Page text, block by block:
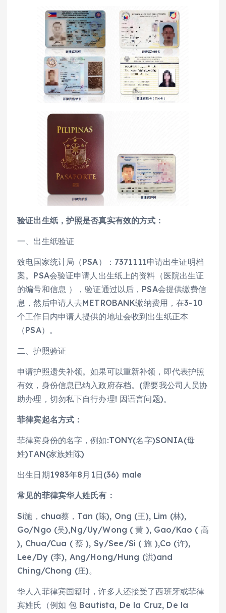
验证出生纸，护照是否真实有效的方式：
一、出生纸验证
致电国家统计局（PSA）：7371111申请出生证明档
案。PSA会验证申请人出生纸上的资料（医院出生证
的编号和信息 ），验证通过以后，PSA会提供缴费信
息，然后申请人去METROBANK缴纳费用，在3-10
个工作日内申请人提供的地址会收到出生纸正本
（PSA）。
二、护照验证
申请护照遗失补领。如果可以重新补领，即代表护照
有效，身份信息已纳入政府存档。(需要我公司人员协
助办理，切勿私下自行办理! 因语言问题)。
菲律宾起名方式：
菲律宾身份的名字，例如:TONY(名字)SONIA(母
姓)TAN(家族姓陈)
出生日期1983年8月1日(36) male
常见的菲律宾华人姓氏有：
Si施，chua蔡，Tan (陈), Ong (王), Lim (林),
Go/Ngo (吴),Ng/Uy/Wong ( 黄 ), Gao/Kao ( 高
), Chua/Cua ( 蔡 ), Sy/See/Si ( 施 ),Co (许),
Lee/Dy (李), Ang/Hong/Hung (洪)and
Ching/Chong (庄)。
华人入菲律宾国籍时，许多人还接受了西班牙或菲律
宾姓氏（例如 包 Bautista, De la Cruz, De la